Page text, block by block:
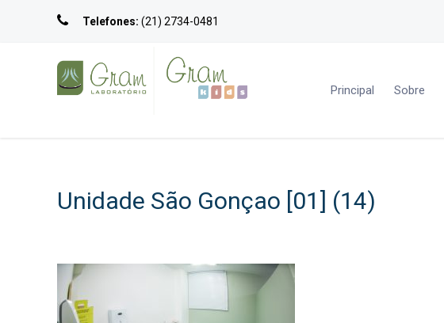
Telefones: (21) 2734-0481
Principal Sobre
Unidade São Gonçao [01] (14)